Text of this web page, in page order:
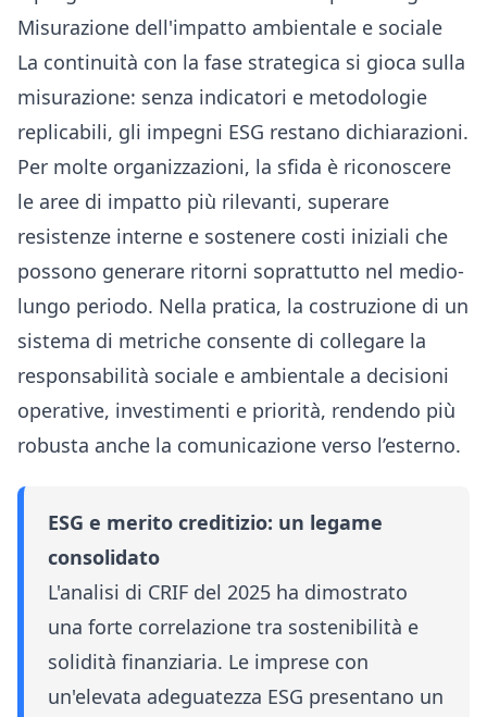
Misurazione dell'impatto ambientale e sociale
La continuità con la fase strategica si gioca sulla
misurazione: senza indicatori e metodologie
replicabili, gli impegni ESG restano dichiarazioni.
Per molte organizzazioni, la sfida è riconoscere
le aree di impatto più rilevanti, superare
resistenze interne e sostenere costi iniziali che
possono generare ritorni soprattutto nel medio-
lungo periodo. Nella pratica, la costruzione di un
sistema di metriche consente di collegare la
responsabilità sociale e ambientale a decisioni
operative, investimenti e priorità, rendendo più
robusta anche la comunicazione verso l’esterno.
ESG e merito creditizio: un legame
consolidato
L'analisi di CRIF del 2025 ha dimostrato
una forte correlazione tra sostenibilità e
solidità finanziaria. Le imprese con
un'elevata adeguatezza ESG presentano un